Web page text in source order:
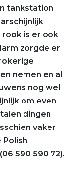
tankstation
rook is er ook
zorgde er
nemen en al
nog wel
om even
dingen
vaker
Polish
590 590 72).